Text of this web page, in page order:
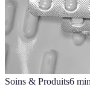
Soins & Produits6 min